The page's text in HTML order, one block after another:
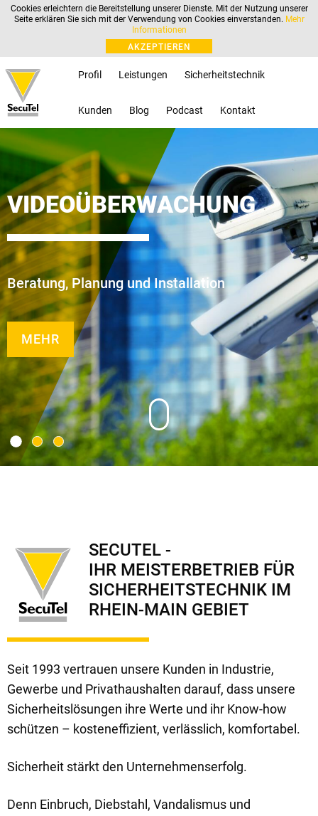
Cookies erleichtern die Bereitstellung unserer Dienste. Mit der Nutzung unserer
Seite erklären Sie sich mit der Verwendung von Cookies einverstanden. Mehr
Informationen
AKZEPTIEREN
Profil Leistungen Sicherheitstechnik
Kunden Blog Podcast Kontakt
VIDEOÜBERWACHUNG
Beratung, Planung und Installation
MEHR
SECUTEL -
IHR MEISTERBETRIEB FÜR
SICHERHEITSTECHNIK IM
RHEIN-MAIN GEBIET
Seit 1993 vertrauen unsere Kunden in Industrie,
Gewerbe und Privathaushalten darauf, dass unsere
Sicherheitslösungen ihre Werte und ihr Know-how
schützen – kosteneffizient, verlässlich, komfortabel.
Sicherheit stärkt den Unternehmenserfolg.
Denn Einbruch, Diebstahl, Vandalismus und